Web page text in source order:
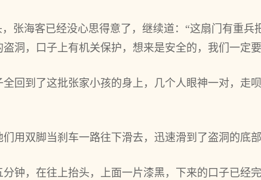
张海客已经没心思得意了，继续道：“这扇门有重
洞，口子上有机关保护，想来是安全的，我们一定
回到了这批张家小孩的身上，几个人眼神一对，走
用双脚当刹车一路往下滑去，迅速滑到了盗洞的底部
钟，在往上抬头，上面一片漆黑，下来的口子已经完